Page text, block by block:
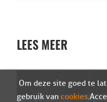
LEES MEER
Om deze site goed te
gebruik van cookies.